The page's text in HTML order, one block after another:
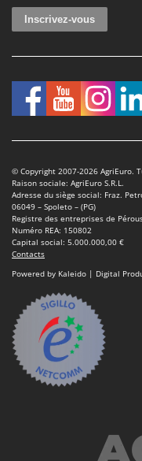
OMA
Ooni
Oriental Koshin
Outdoorchef
P
Palazzetti
Palumbo Pavi
Partisani
Paterlini
Philips
Pramac
Prismafood
R
R.G.V.
© Copyright 2007-2026 AgriEuro.
Raison sociale: AgriEuro S.R.L.
Adresse du siège social: Fraz.
06049 – Spoleto – (PG)
Registre des entreprises de
Numéro REA: 150802
Capital social: 5.000.000,00 €
Contacts
Powered by Kaleido | Digital